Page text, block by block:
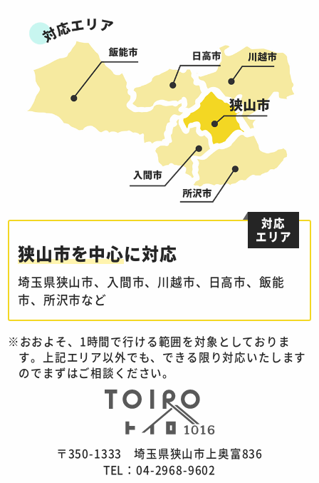
〒350-1333 埼玉県狭山市上奥富836
TEL：04-2968-9602
対応
エリア
狭山市を中心に対応
埼玉県狭山市、入間市、川越市、日高市、飯能
市、所沢市など
おおよそ、1時間で行ける範囲を対象としておりま
す。上記エリア以外でも、できる限り対応いたします
のでまずはご相談ください。